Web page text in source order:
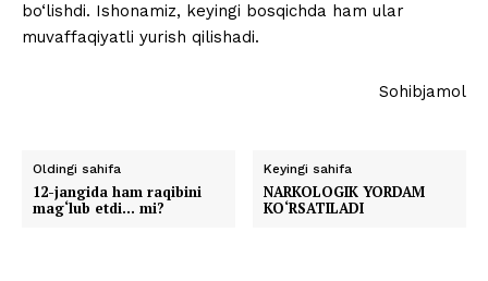
bo‘lishdi. Ishonamiz, keyingi bosqichda ham ular
muvaffaqiyatli yurish qilishadi.
Sohibjamol
Oldingi sahifa
12-jangida ham raqibini
mag‘lub etdi… mi?
Keyingi sahifa
NARKOLOGIK YORDAM
KO‘RSATILADI